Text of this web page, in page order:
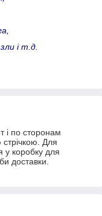
і т.д.
і по сторонам
Для
у коробку для
доставки.